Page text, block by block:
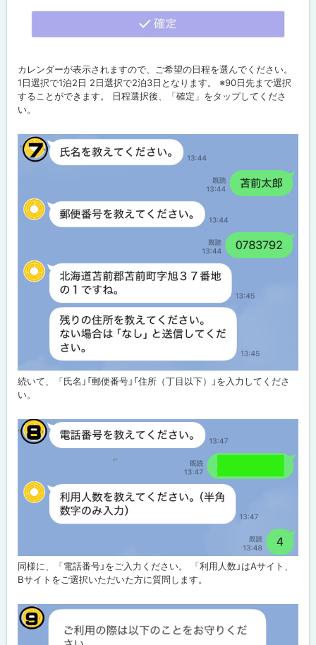
カレンダーが表示されますので、ご希望の日程を選んでください。
1日選択で1泊2日 2日選択で2泊3日となります。 ※90日先まで選択
することができます。 日程選択後、「確定」をタップしてくださ
い。
続いて、「氏名」「郵便番号」「住所（丁目以下）」を入力してくださ
い。
同様に、「電話番号」をご入力ください。 「利用人数」はAサイト、
Bサイトをご選択いただいた方に質問します。